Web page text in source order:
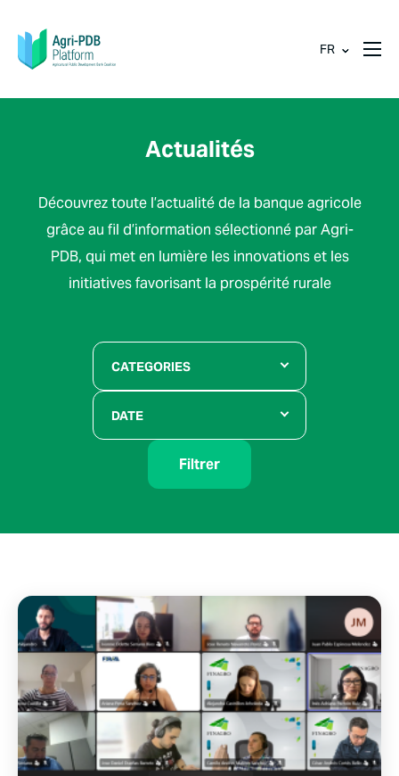
FR
Actualités
Découvrez toute l’actualité de la banque agricole
grâce au fil d’information sélectionné par Agri-
PDB, qui met en lumière les innovations et les
initiatives favorisant la prospérité rurale
CATEGORIES
DATE
Filtrer